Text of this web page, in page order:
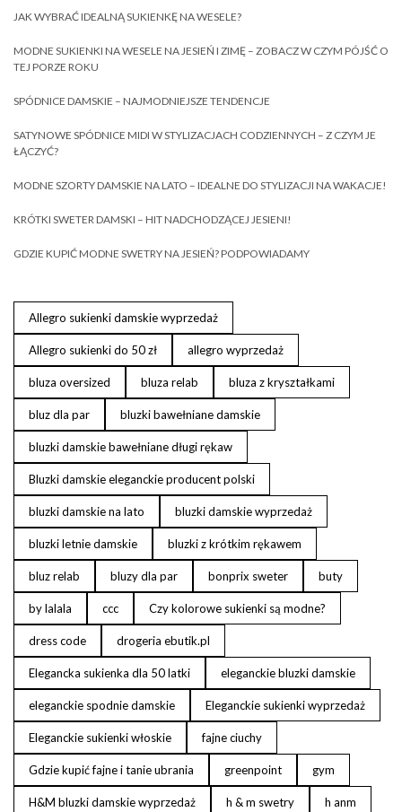
JAK WYBRAĆ IDEALNĄ SUKIENKĘ NA WESELE?
MODNE SUKIENKI NA WESELE NA JESIEŃ I ZIMĘ – ZOBACZ W CZYM PÓJŚĆ O
TEJ PORZE ROKU
SPÓDNICE DAMSKIE – NAJMODNIEJSZE TENDENCJE
SATYNOWE SPÓDNICE MIDI W STYLIZACJACH CODZIENNYCH – Z CZYM JE
ŁĄCZYĆ?
MODNE SZORTY DAMSKIE NA LATO – IDEALNE DO STYLIZACJI NA WAKACJE!
KRÓTKI SWETER DAMSKI – HIT NADCHODZĄCEJ JESIENI!
GDZIE KUPIĆ MODNE SWETRY NA JESIEŃ? PODPOWIADAMY
Allegro sukienki damskie wyprzedaż
Allegro sukienki do 50 zł allegro wyprzedaż
bluza oversized bluza relab bluza z kryształkami
bluz dla par bluzki bawełniane damskie
bluzki damskie bawełniane długi rękaw
Bluzki damskie eleganckie producent polski
bluzki damskie na lato bluzki damskie wyprzedaż
bluzki letnie damskie bluzki z krótkim rękawem
bluz relab bluzy dla par bonprix sweter buty
by lalala ccc Czy kolorowe sukienki są modne?
dress code drogeria ebutik.pl
Elegancka sukienka dla 50 latki eleganckie bluzki damskie
eleganckie spodnie damskie Eleganckie sukienki wyprzedaż
Eleganckie sukienki włoskie fajne ciuchy
Gdzie kupić fajne i tanie ubrania greenpoint gym
H&M bluzki damskie wyprzedaż h & m swetry h anm